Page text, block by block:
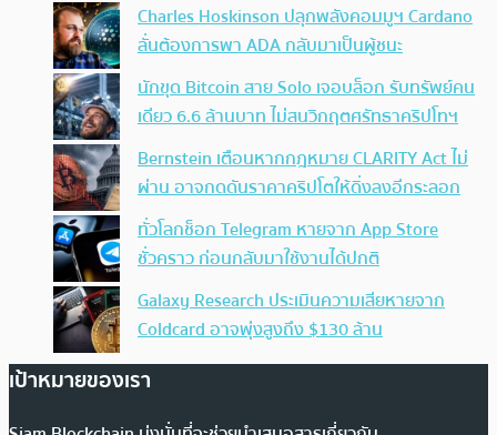
Charles Hoskinson ปลุกพลังคอมมูฯ Cardano
ลั่นต้องการพา ADA กลับมาเป็นผู้ชนะ
นักขุด Bitcoin สาย Solo เจอบล็อก รับทรัพย์คน
เดียว 6.6 ล้านบาท ไม่สนวิกฤตศรัทธาคริปโทฯ
Bernstein เตือนหากกฎหมาย CLARITY Act ไม่
ผ่าน อาจกดดันราคาคริปโตให้ดิ่งลงอีกระลอก
ทั่วโลกช็อก Telegram หายจาก App Store
ชั่วคราว ก่อนกลับมาใช้งานได้ปกติ
Galaxy Research ประเมินความเสียหายจาก
Coldcard อาจพุ่งสูงถึง $130 ล้าน
เป้าหมายของเรา